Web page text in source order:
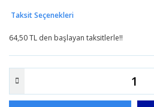
Taksit Seçenekleri
64,50 TL den başlayan taksitlerle!!